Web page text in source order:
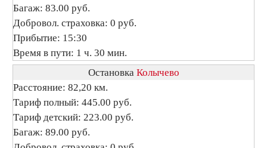
Багаж: 83.00 руб.
Добровол. страховка: 0 руб.
Прибытие: 15:30
Время в пути: 1 ч. 30 мин.
Остановка Колычево
Расстояние: 82,20 км.
Тариф полный: 445.00 руб.
Тариф детский: 223.00 руб.
Багаж: 89.00 руб.